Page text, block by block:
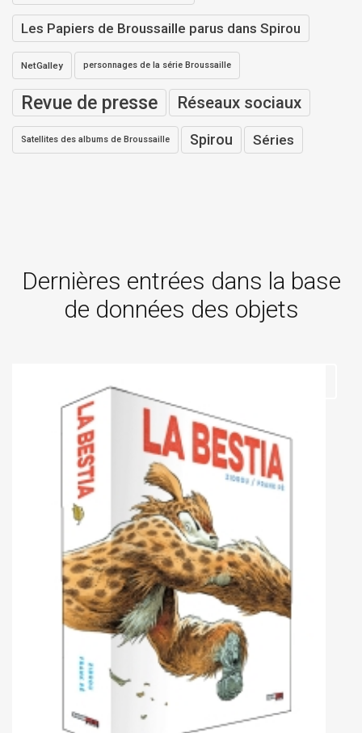
Les Papiers de Broussaille parus dans Spirou
NetGalley personnages de la série Broussaille
Revue de presse Réseaux sociaux
Satellites des albums de Broussaille Spirou Séries
Dernières entrées dans la base
de données des objets